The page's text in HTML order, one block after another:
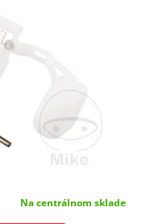
Na centrálnom sklade